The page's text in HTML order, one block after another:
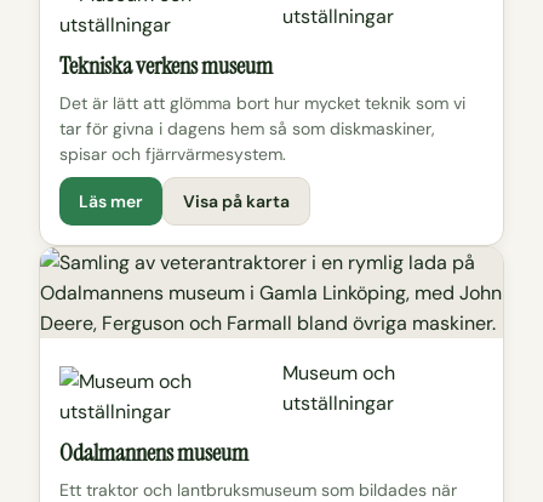
utställningar
Tekniska verkens museum
Det är lätt att glömma bort hur mycket teknik som vi
tar för givna i dagens hem så som diskmaskiner,
spisar och fjärrvärmesystem.
Läs mer Visa på karta
Museum och
utställningar
Odalmannens museum
Ett traktor och lantbruksmuseum som bildades när